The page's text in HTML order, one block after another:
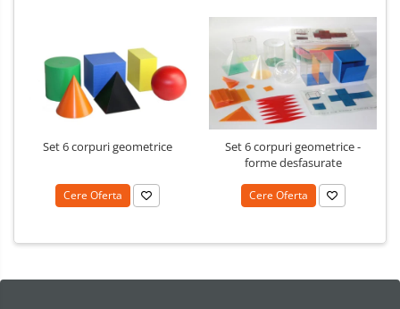
Set 6 corpuri geometrice
Cere Oferta
Set 6 corpuri geometrice -
forme desfasurate
Cere Oferta